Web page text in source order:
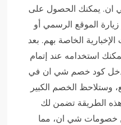
ان. يمكنك الحصول على
الموقع الرسمي أو
الخاصة بهم. بعد
استخدامه عند إتمام
كود خصم شي ان في
وستلاحظ الخصم الكبير
هذه الطريقة تضمن لك
خصومات شي ان، مما